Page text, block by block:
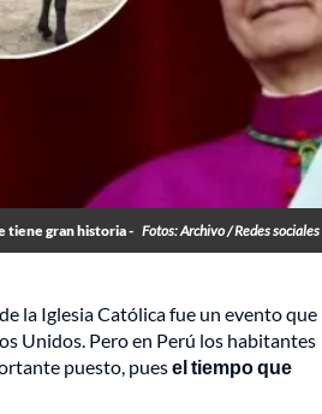
tiene gran historia - Fotos: Archivo / Redes sociales
la Iglesia Católica fue un evento que
Unidos. Pero en Perú los habitantes
puesto, puesel tiempo que